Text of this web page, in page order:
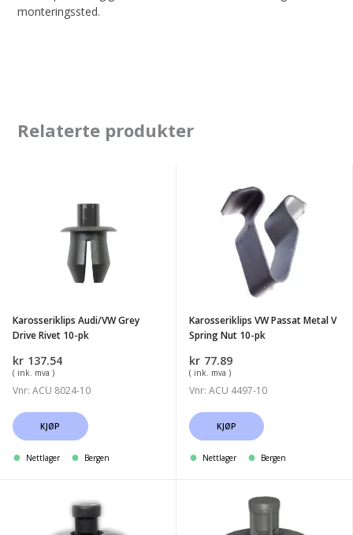
monteringssted.
Relaterte produkter
Karosseriklips Audi/VW Grey
Drive Rivet 10-pk
kr 137.54
( ink. mva )
Vnr: ACU 8024-10
KJØP
Nettlager Bergen
Karosseriklips
10-
pk
Karosseriklips VW Passat Metal V
Spring Nut 10-pk
kr 77.89
( ink. mva )
Vnr: ACU 4497-10
KJØP
Nettlager Bergen
Karosseriklips
Karosseriklips
Suzuki/Mitsubishi